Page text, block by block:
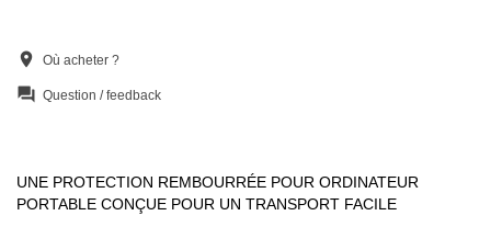
location_on Où acheter ?
question_answer Question / feedback
UNE PROTECTION REMBOURRÉE POUR ORDINATEUR
PORTABLE CONÇUE POUR UN TRANSPORT FACILE